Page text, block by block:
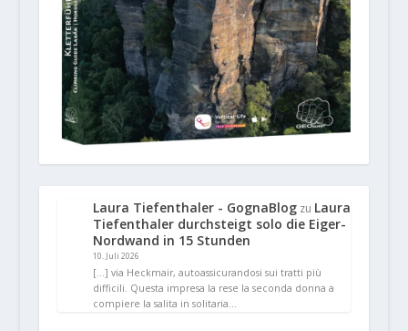
Laura Tiefenthaler - GognaBlogzu Laura
Tiefenthaler durchsteigt solo die Eiger-
Nordwand in 15 Stunden
10. Juli 2026
[…] via Heckmair, autoassicurandosi sui tratti più
difficili. Questa impresa la rese la seconda donna a
compiere la salita in solitaria…